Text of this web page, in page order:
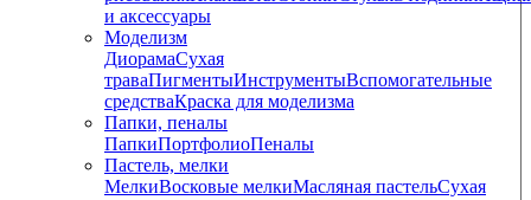
и аксессуары
Моделизм
ДиорамаСухая
траваПигментыИнструментыВспомогательные
средстваКраска для моделизма
Папки, пеналы
ПапкиПортфолиоПеналы
Пастель, мелки
МелкиВосковые мелкиМасляная пастельСухая